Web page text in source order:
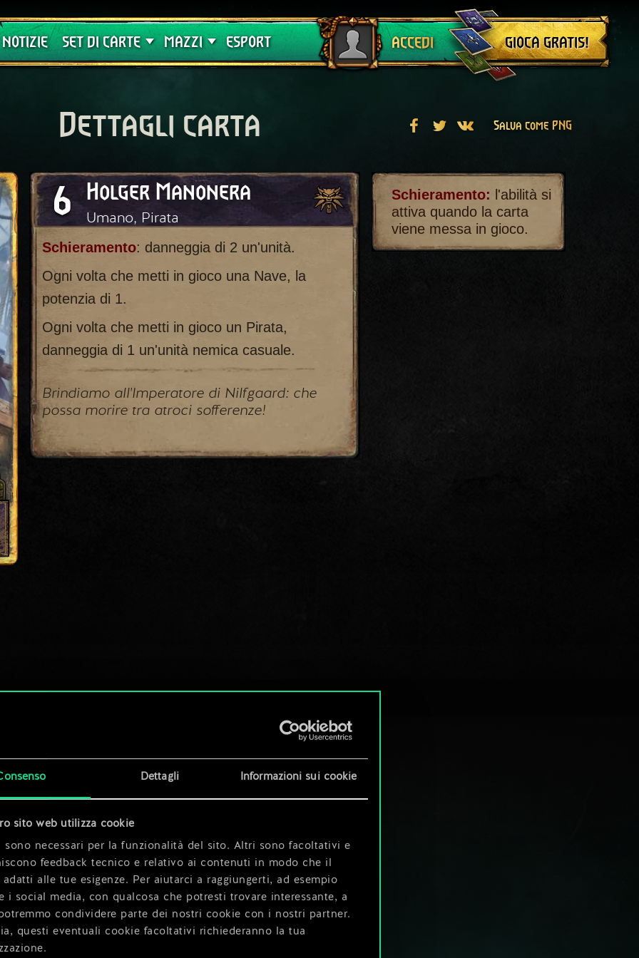
Dettagli Informazioni sui cookie
sito web utilizza cookie
sono necessari per la funzionalità del sito. Altri sono facoltativi e
feedback tecnico e relativo ai contenuti in modo che il
alle tue esigenze. Per aiutarci a raggiungerti, ad esempio
i social media, con qualcosa che potresti trovare interessante, a
condividere parte dei nostri cookie con i nostri partner.
questi eventuali cookie facoltativi richiederanno la tua
NOTIZIE SET DI CARTE
Crimson Curse
MAZZI
Guide
ESPORT ACCEDI
Esci
GIOCA GRATIS!
Dettagli carta Salva come PNG
6
Holger Manonera
Umano, Pirata
Schieramento: danneggia di 2 un'unità.
Ogni volta che metti in gioco una Nave, la
potenzia di 1.
Ogni volta che metti in gioco un Pirata,
danneggia di 1 un'unità nemica casuale.
Brindiamo all'Imperatore di Nilfgaard: che
possa morire tra atroci sofferenze!
Schieramento: l'abilità si
attiva quando la carta
viene messa in gioco.